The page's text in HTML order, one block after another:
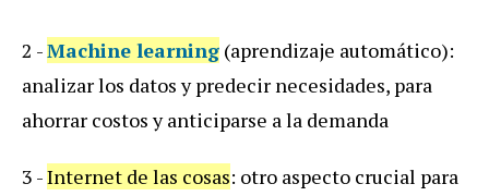
2 -Machine learning (aprendizaje automático):
analizar los datos y predecir necesidades, para
ahorrar costos y anticiparse a la demanda
3 -Internet de las cosas: otro aspecto crucial para